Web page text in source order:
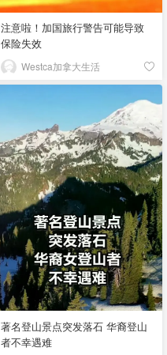
注意啦！加国旅行警告可能导致
保险失效
Westca加拿大生活
著名登山景点突发落石 华裔登山
者不幸遇难